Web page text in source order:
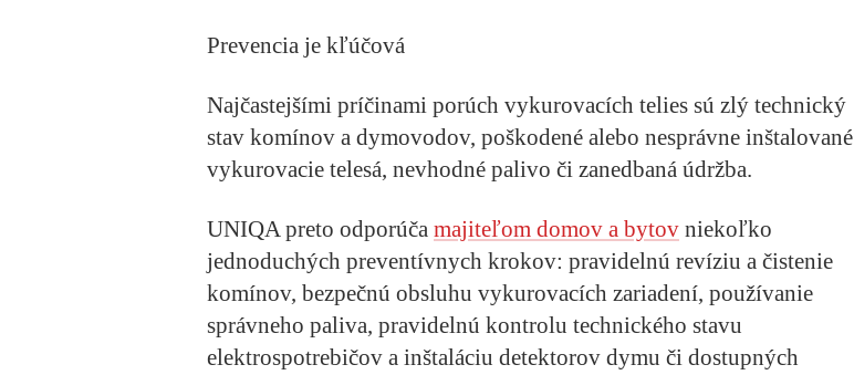
Prevencia je kľúčová
Najčastejšími príčinami porúch vykurovacích telies sú zlý technický
stav komínov a dymovodov, poškodené alebo nesprávne inštalované
vykurovacie telesá, nevhodné palivo či zanedbaná údržba.
UNIQA preto odporúča majiteľom domov a bytov niekoľko
jednoduchých preventívnych krokov: pravidelnú revíziu a čistenie
komínov, bezpečnú obsluhu vykurovacích zariadení, používanie
správneho paliva, pravidelnú kontrolu technického stavu
elektrospotrebičov a inštaláciu detektorov dymu či dostupných